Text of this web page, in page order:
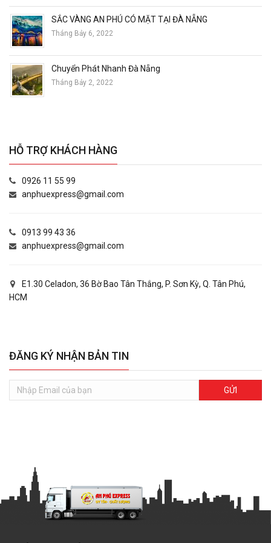
SẮC VÀNG AN PHÚ CÓ MẶT TẠI ĐÀ NẴNG
Tháng Bảy 6, 2022
Chuyển Phát Nhanh Đà Nẵng
Tháng Bảy 2, 2022
HỖ TRỢ KHÁCH HÀNG
0926 11 55 99
anphuexpress@gmail.com
0913 99 43 36
anphuexpress@gmail.com
E1.30 Celadon, 36 Bờ Bao Tân Thắng, P. Sơn Kỳ, Q. Tân Phú,
HCM
ĐĂNG KÝ NHẬN BẢN TIN